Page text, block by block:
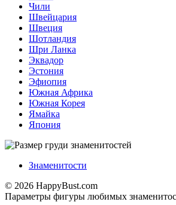
Чили
Швейцария
Швеция
Шотландия
Шри Ланка
Эквадор
Эстония
Эфиопия
Южная Африка
Южная Корея
Ямайка
Япония
Знаменитости
© 2026 HappyBust.com
Параметры фигуры любимых